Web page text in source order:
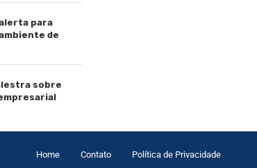
para
de
sobre
Home Contato Política de Privacidade